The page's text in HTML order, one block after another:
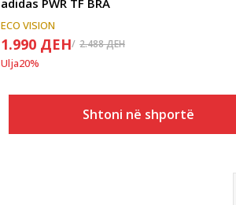
ECO VISION
1.990 ДЕН 2.488ДЕН
Ulja20%
Shtoni në shportë